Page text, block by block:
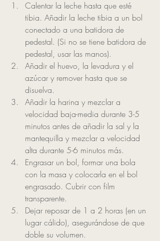
Calentar la leche hasta que esté
tibia. Añadir la leche tibia a un bol
conectado a una batidora de
pedestal. (Si no se tiene batidora de
pedestal, usar las manos).
Añadir el huevo, la levadura y el
azúcar y remover hasta que se
disuelva.
Añadir la harina y mezclar a
velocidad baja-media durante 3-5
minutos antes de añadir la sal y la
mantequilla y mezclar a velocidad
alta durante 5-6 minutos más.
Engrasar un bol, formar una bola
con la masa y colocarla en el bol
engrasado. Cubrir con film
transparente.
Dejar reposar de 1 a 2 horas (en un
lugar cálido), asegurándose de que
doble su volumen.